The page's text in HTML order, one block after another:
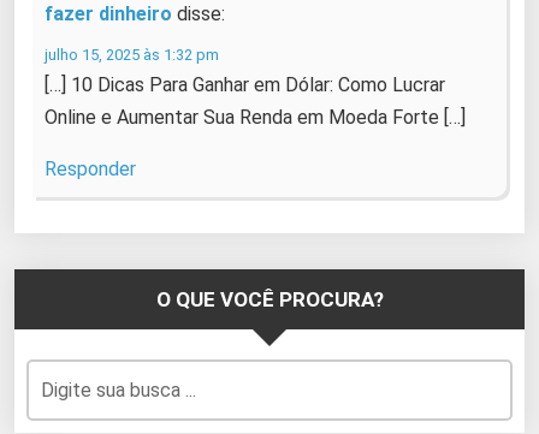
fazer dinheiro disse:
julho 15, 2025 às 1:32 pm
[…] 10 Dicas Para Ganhar em Dólar: Como Lucrar
Online e Aumentar Sua Renda em Moeda Forte […]
Responder
O QUE VOCÊ PROCURA?